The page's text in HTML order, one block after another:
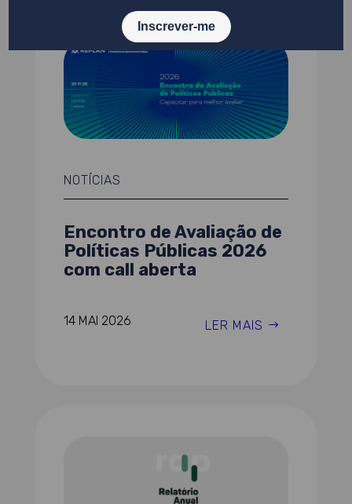
NOTÍCIAS
Encontro de Avaliação de
Políticas Públicas 2026
com call aberta
14 MAI 2026 LER MAIS